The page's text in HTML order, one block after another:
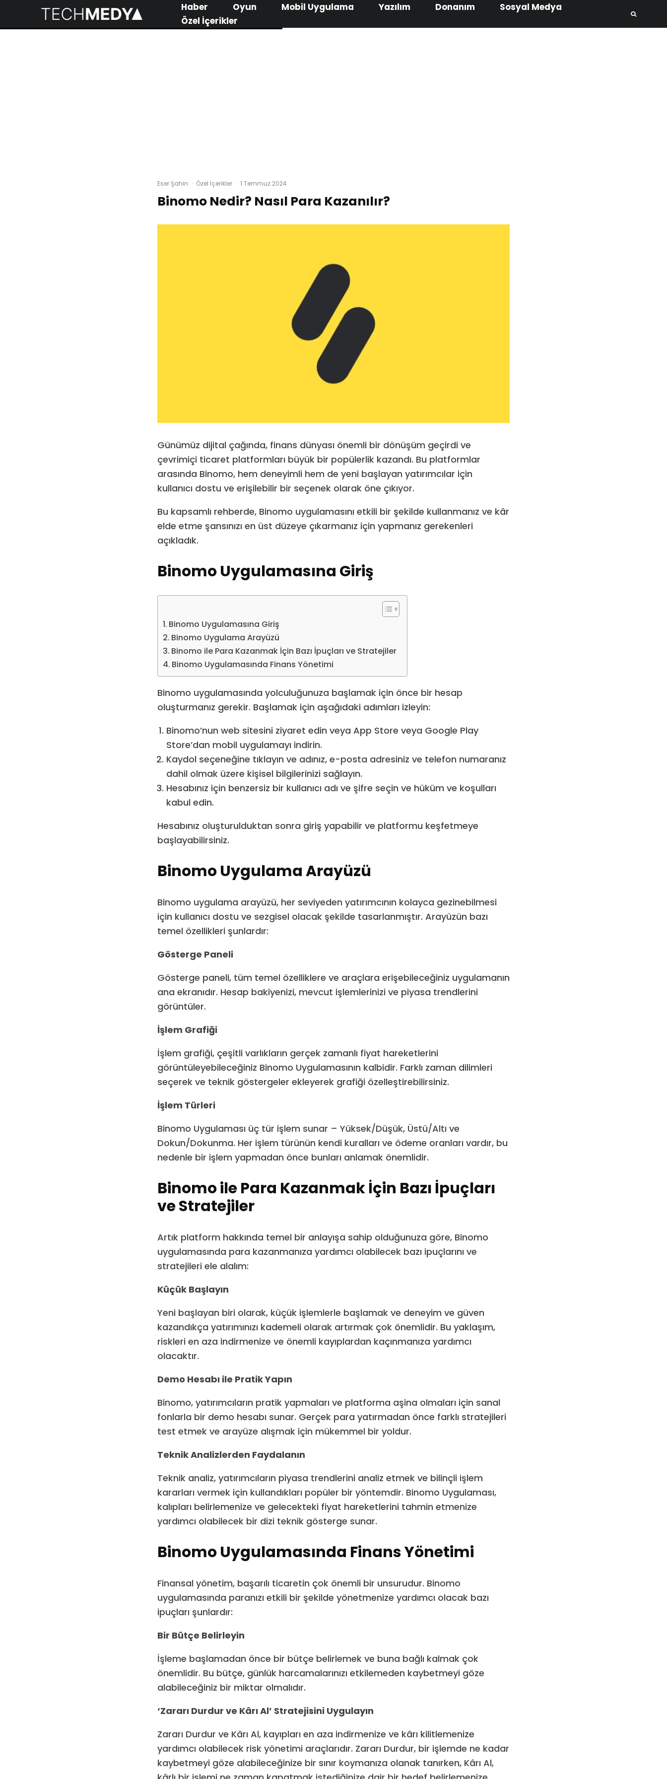
Haber Oyun Mobil Uygulama Yazılım Donanım
Sosyal Medya
Özel İçerikler
Eser Şahin · Özel İçerikler · 1 Temmuz 2024
Binomo Nedir? Nasıl Para Kazanılır?
Günümüz dijital çağında, finans dünyası önemli bir dönüşüm geçirdi ve
çevrimiçi ticaret platformları büyük bir popülerlik kazandı. Bu platformlar
arasında Binomo, hem deneyimli hem de yeni başlayan yatırımcılar için
kullanıcı dostu ve erişilebilir bir seçenek olarak öne çıkıyor.
Bu kapsamlı rehberde, Binomo uygulamasını etkili bir şekilde kullanmanız ve kâr
elde etme şansınızı en üst düzeye çıkarmanız için yapmanız gerekenleri
açıkladık.
Binomo Uygulamasına Giriş
Binomo Uygulamasına Giriş
Binomo Uygulama Arayüzü
Binomo ile Para Kazanmak İçin Bazı İpuçları ve Stratejiler
Binomo Uygulamasında Finans Yönetimi
Binomo uygulamasında yolculuğunuza başlamak için önce bir hesap
oluşturmanız gerekir. Başlamak için aşağıdaki adımları izleyin:
Binomo’nun web sitesini ziyaret edin veya App Store veya Google Play
Store’dan mobil uygulamayı indirin.
Kaydol seçeneğine tıklayın ve adınız, e-posta adresiniz ve telefon numaranız
dahil olmak üzere kişisel bilgilerinizi sağlayın.
Hesabınız için benzersiz bir kullanıcı adı ve şifre seçin ve hüküm ve koşulları
kabul edin.
Hesabınız oluşturulduktan sonra giriş yapabilir ve platformu keşfetmeye
başlayabilirsiniz.
Binomo Uygulama Arayüzü
Binomo uygulama arayüzü, her seviyeden yatırımcının kolayca gezinebilmesi
için kullanıcı dostu ve sezgisel olacak şekilde tasarlanmıştır. Arayüzün bazı
temel özellikleri şunlardır:
Gösterge Paneli
Gösterge paneli, tüm temel özelliklere ve araçlara erişebileceğiniz uygulamanın
ana ekranıdır. Hesap bakiyenizi, mevcut işlemlerinizi ve piyasa trendlerini
görüntüler.
İşlem Grafiği
İşlem grafiği, çeşitli varlıkların gerçek zamanlı fiyat hareketlerini
görüntüleyebileceğiniz Binomo Uygulamasının kalbidir. Farklı zaman dilimleri
seçerek ve teknik göstergeler ekleyerek grafiği özelleştirebilirsiniz.
İşlem Türleri
Binomo Uygulaması üç tür işlem sunar – Yüksek/Düşük, Üstü/Altı ve
Dokun/Dokunma. Her işlem türünün kendi kuralları ve ödeme oranları vardır, bu
nedenle bir işlem yapmadan önce bunları anlamak önemlidir.
Binomo ile Para Kazanmak İçin Bazı İpuçları
ve Stratejiler
Artık platform hakkında temel bir anlayışa sahip olduğunuza göre, Binomo
uygulamasında para kazanmanıza yardımcı olabilecek bazı ipuçlarını ve
stratejileri ele alalım:
Küçük Başlayın
Yeni başlayan biri olarak, küçük işlemlerle başlamak ve deneyim ve güven
kazandıkça yatırımınızı kademeli olarak artırmak çok önemlidir. Bu yaklaşım,
riskleri en aza indirmenize ve önemli kayıplardan kaçınmanıza yardımcı
olacaktır.
Demo Hesabı ile Pratik Yapın
Binomo, yatırımcıların pratik yapmaları ve platforma aşina olmaları için sanal
fonlarla bir demo hesabı sunar. Gerçek para yatırmadan önce farklı stratejileri
test etmek ve arayüze alışmak için mükemmel bir yoldur.
Teknik Analizlerden Faydalanın
Teknik analiz, yatırımcıların piyasa trendlerini analiz etmek ve bilinçli işlem
kararları vermek için kullandıkları popüler bir yöntemdir. Binomo Uygulaması,
kalıpları belirlemenize ve gelecekteki fiyat hareketlerini tahmin etmenize
yardımcı olabilecek bir dizi teknik gösterge sunar.
Binomo Uygulamasında Finans Yönetimi
Finansal yönetim, başarılı ticaretin çok önemli bir unsurudur. Binomo
uygulamasında paranızı etkili bir şekilde yönetmenize yardımcı olacak bazı
ipuçları şunlardır:
Bir Bütçe Belirleyin
İşleme başlamadan önce bir bütçe belirlemek ve buna bağlı kalmak çok
önemlidir. Bu bütçe, günlük harcamalarınızı etkilemeden kaybetmeyi göze
alabileceğiniz bir miktar olmalıdır.
‘Zararı Durdur ve Kârı Al’ Stratejisini Uygulayın
Zararı Durdur ve Kârı Al, kayıpları en aza indirmenize ve kârı kilitlemenize
yardımcı olabilecek risk yönetimi araçlarıdır. Zararı Durdur, bir işlemde ne kadar
kaybetmeyi göze alabileceğinize bir sınır koymanıza olanak tanırken, Kârı Al,